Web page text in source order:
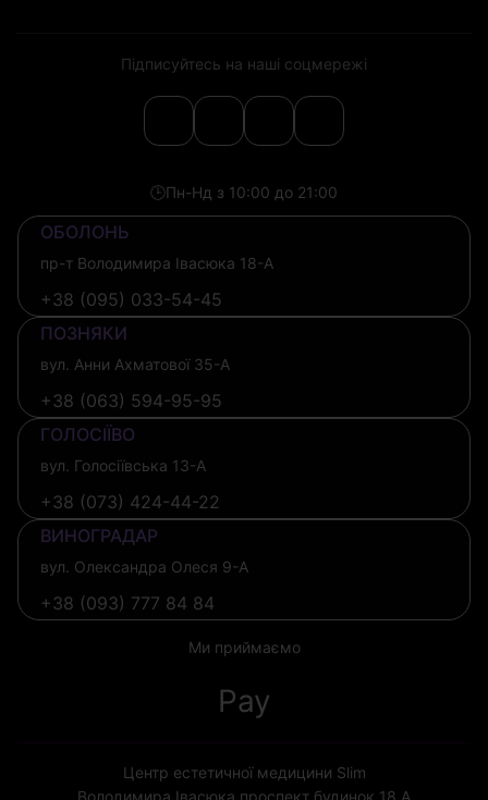
Підписуйтесь на наші соцмережі
🕒Пн-Нд з 10:00 до 21:00
ОБОЛОНЬ
пр-т Володимира Івасюка 18-А
+38 (095) 033-54-45
ПОЗНЯКИ
вул. Анни Ахматової 35-А
+38 (063) 594-95-95
ГОЛОСІЇВО
вул. Голосіївська 13-А
+38 (073) 424-44-22
ВИНОГРАДАР
вул. Олександра Олеся 9-А
+38 (093) 777 84 84
Ми приймаємо
Pay
Центр естетичної медицини Slim
Володимира Івасюка проспект будинок 18 А